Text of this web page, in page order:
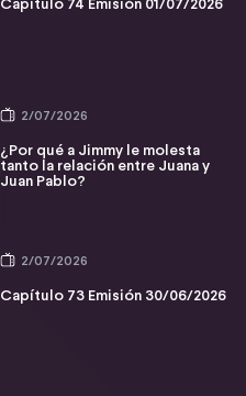
Capítulo 74 Emisión 01/07/2026
2/07/2026
¿Por qué a Jimmy le molesta
tanto la relación entre Juana y
Juan Pablo?
2/07/2026
Capítulo 73 Emisión 30/06/2026